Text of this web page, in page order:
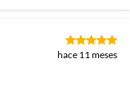
hace 11 meses